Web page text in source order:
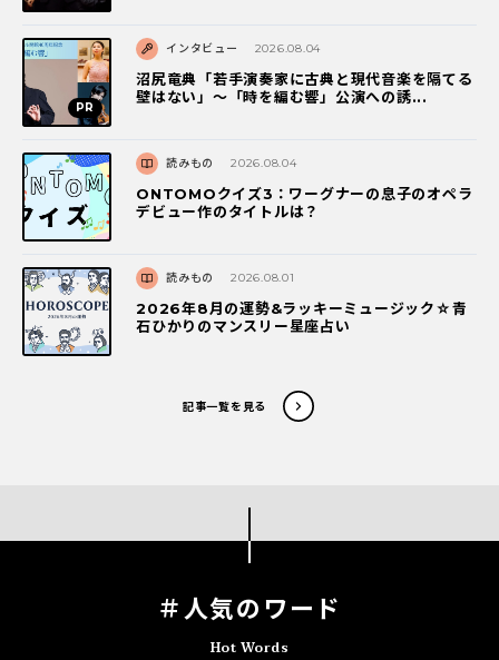
インタビュー 2026.08.04
沼尻竜典「若手演奏家に古典と現代音楽を隔てる
壁はない」～「時を編む響」公演への誘...
読みもの 2026.08.04
ONTOMOクイズ3：ワーグナーの息子のオペラ
デビュー作のタイトルは？
読みもの 2026.08.01
2026年8月の運勢&ラッキーミュージック☆青
石ひかりのマンスリー星座占い
記事一覧を見る
＃人気のワード
Hot Words